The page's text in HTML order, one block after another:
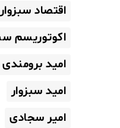
اقتصاد سبزوار
اکوتوریسم
امید برومندی
امید سبزوار
امیر سجادی